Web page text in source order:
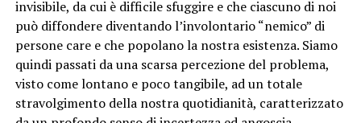
invisibile, da cui è difficile sfuggire e che ciascuno di noi
può diffondere diventando l’involontario “nemico” di
persone care e che popolano la nostra esistenza. Siamo
quindi passati da una scarsa percezione del problema,
visto come lontano e poco tangibile, ad un totale
stravolgimento della nostra quotidianità, caratterizzato